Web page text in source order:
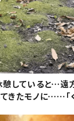
していると…遠
きたモノに……「